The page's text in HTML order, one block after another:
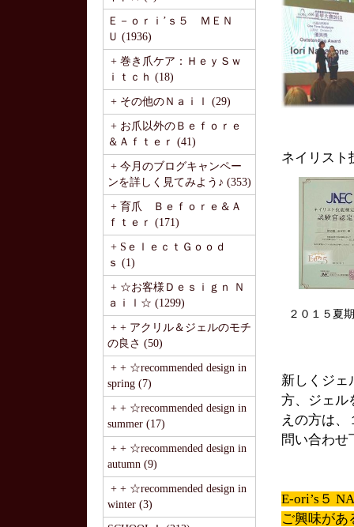
Ｅ－ｏｒｉ’ｓ５ ＭＥＮ
Ｕ (1936)
+ 巻き爪ケア：ＨｅｙＳｗ
ｉｔｃｈ (18)
+ その他のＮａｉｌ (29)
+ お爪以外のＢｅｆｏｒｅ
＆Ａｆｔｅｒ (41)
+ 今月のブログキャンペー
ンを詳しく見てみよう♪ (353)
+ 育爪 Ｂｅｆｏｒｅ＆Ａ
ｆｔｅｒ (171)
+ SｅｌｅｃｔＧｏｏｄ
ｓ (1)
+ ☆お客様Ｄｅｓｉｇｎ Ｎ
ａｉｌ☆ (1299)
+ + アクリル＆ジェルのモチ
の良さ (50)
+ + ☆recommended design in
spring (7)
+ + ☆recommended design in
summer (17)
+ + ☆recommended design in
autumn (9)
+ + ☆recommended design in
winter (3)
ネイリスト
２０１５夏
新しくジェ
方、ジェル
えの方は
問い合わせ
E-ori’s５
ご興味があ